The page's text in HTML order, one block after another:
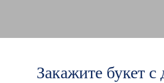
Закажите букет с